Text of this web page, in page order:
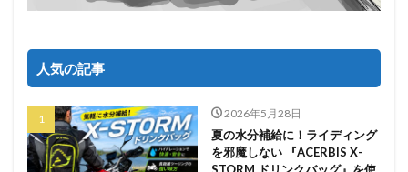
人気の記事
2026年5月28日
夏の水分補給に！ライディング
を邪魔しない 『ACERBIS X-